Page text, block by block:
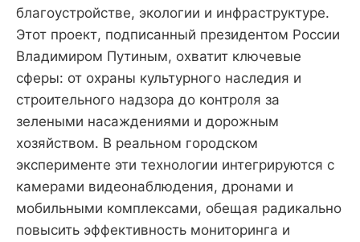
благоустройстве, экологии и инфраструктуре.
Этот проект, подписанный президентом России
Владимиром Путиным, охватит ключевые
сферы: от охраны культурного наследия и
строительного надзора до контроля за
зелеными насаждениями и дорожным
хозяйством. В реальном городском
эксперименте эти технологии интегрируются с
камерами видеонаблюдения, дронами и
мобильными комплексами, обещая радикально
повысить эффективность мониторинга и